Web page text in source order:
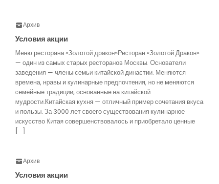
Архив
Условия акции
Меню ресторана «Золотой дракон»Ресторан «Золотой Дракон»
— один из самых старых ресторанов Москвы. Основатели
заведения — члены семьи китайской династии. Меняются
времена, нравы и кулинарные предпочтения, но не меняются
семейные традиции, основанные на китайской
мудрости.Китайская кухня — отличный пример сочетания вкуса
и пользы. За 3000 лет своего существования кулинарное
искусство Китая совершенствовалось и приобретало ценные
[…]
Архив
Условия акции